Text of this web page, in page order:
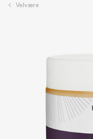
Velvære